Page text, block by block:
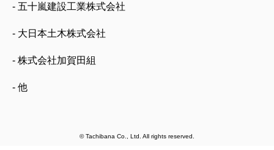
- 五十嵐建設工業株式会社
- 大日本土木株式会社
- 株式会社加賀田組
- 他
© Tachibana Co., Ltd. All rights reserved.